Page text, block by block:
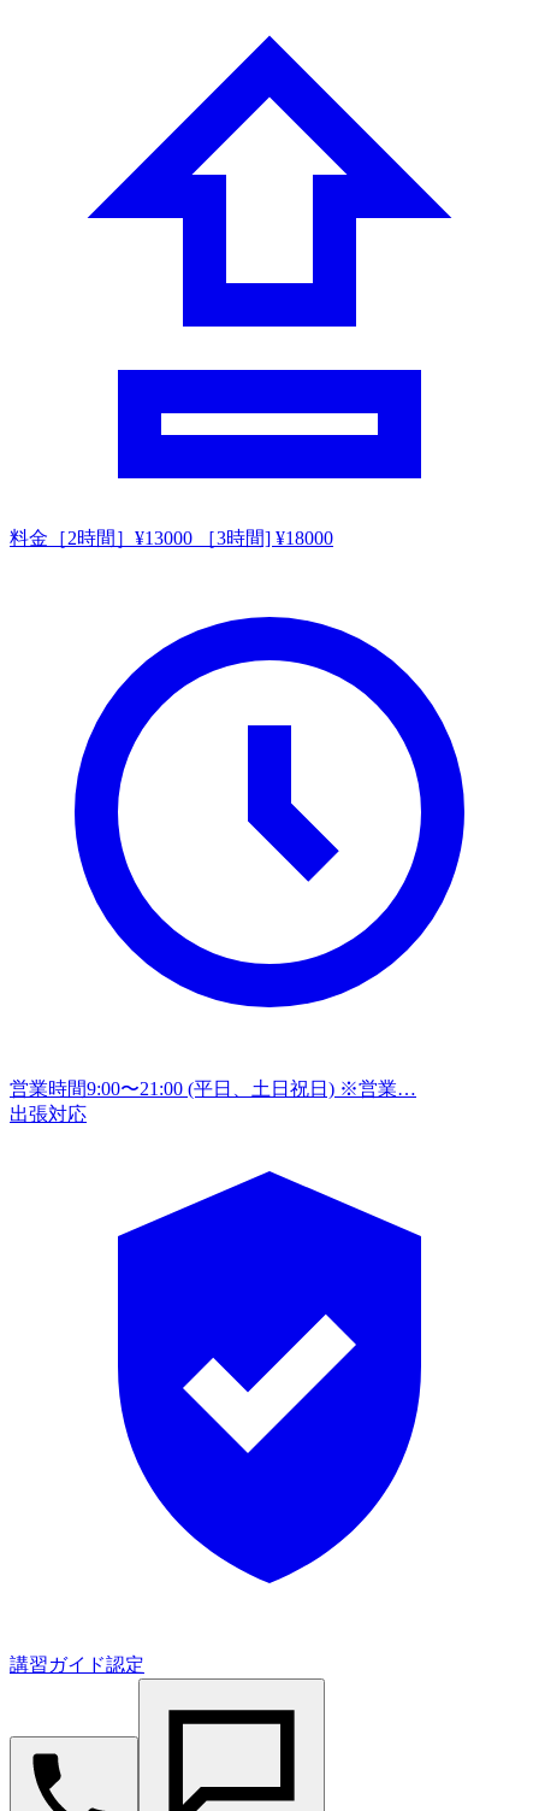
料金 ［2時間］¥13000 ［3時間] ¥18000
営業時間9:00〜21:00 (平日、土日祝日) ※営業…
出張対応
講習ガイド認定